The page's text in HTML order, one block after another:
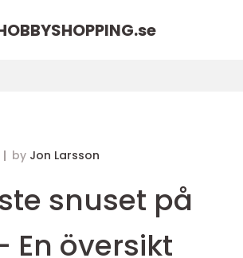
se
by Jon Larsson
snuset på
En översikt